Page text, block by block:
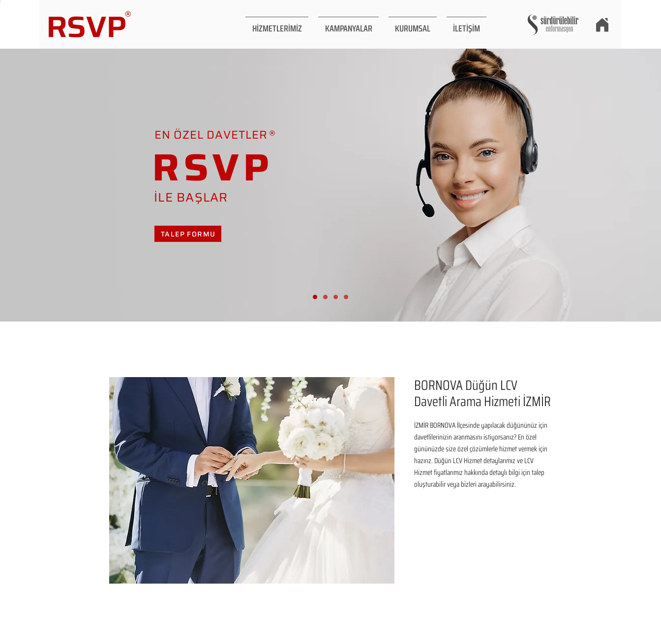
HİZMETLERİMİZ KAMPANYALAR KURUMSAL İLETİŞİM
EN ÖZEL DAVETLER
RSVP
İLE BAŞLAR
TALEP FORMU
BORNOVA Düğün LCV
Davetli Arama Hizmeti İZMİR
İZMİR BORNOVA İlçesinde yapılacak düğününüz için
davetlilerinizin aranmasını istiyorsanız? En özel
gününüzde size özel çözümlerle hizmet vermek için
hazırız. Düğün LCV Hizmet detaylarımız ve LCV
Hizmet fiyatlarımız hakkında detaylı bilgi için talep
oluşturabilir veya bizleri arayabilirsiniz.